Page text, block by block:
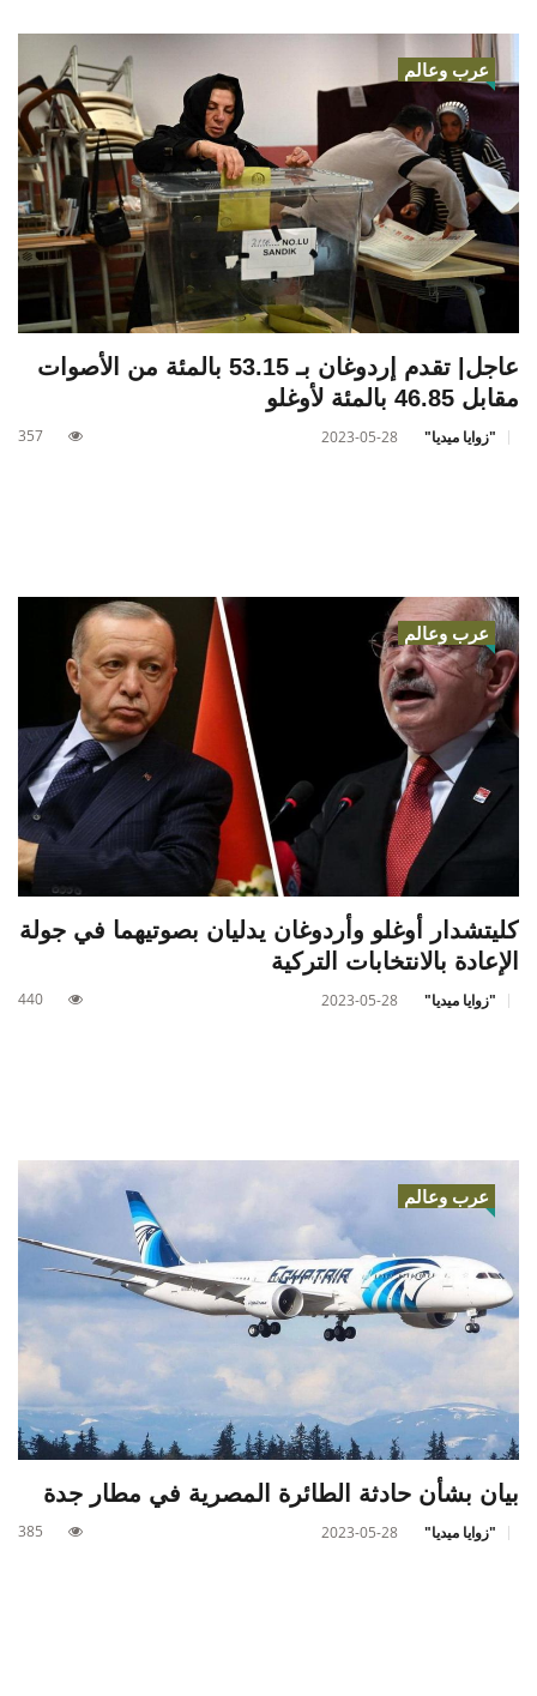
عرب وعالم
عاجل| تقدم إردوغان بـ 53.15 بالمئة من الأصوات
مقابل 46.85 بالمئة لأوغلو
"زوايا ميديا" 2023-05-28
357
عرب وعالم
كليتشدار أوغلو وأردوغان يدليان بصوتيهما في جولة
الإعادة بالانتخابات التركية
"زوايا ميديا" 2023-05-28
440
عرب وعالم
بيان بشأن حادثة الطائرة المصرية في مطار جدة
"زوايا ميديا" 2023-05-28
385